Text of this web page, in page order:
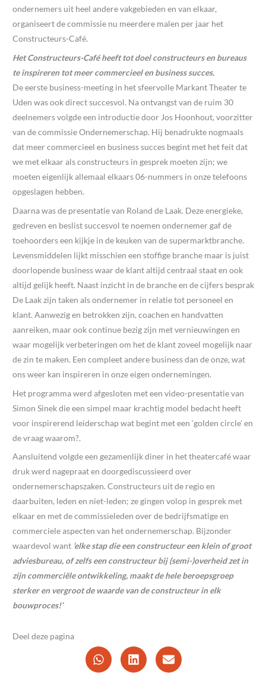
ondernemers uit heel andere vakgebieden en van elkaar,
organiseert de commissie nu meerdere malen per jaar het
Constructeurs-Café.
Het Constructeurs-Café heeft tot doel constructeurs en bureaus
te inspireren tot meer commercieel en business succes.
De eerste business-meeting in het sfeervolle Markant Theater te
Uden was ook direct succesvol. Na ontvangst van de ruim 30
deelnemers volgde een introductie door Jos Hoonhout, voorzitter
van de commissie Ondernemerschap. Hij benadrukte nogmaals
dat meer commercieel en business succes begint met het feit dat
we met elkaar als constructeurs in gesprek moeten zijn; we
moeten eigenlijk allemaal elkaars 06-nummers in onze telefoons
opgeslagen hebben.
Daarna was de presentatie van Roland de Laak. Deze energieke,
gedreven en beslist succesvol te noemen ondernemer gaf de
toehoorders een kijkje in de keuken van de supermarktbranche.
Levensmiddelen lijkt misschien een stoffige branche maar is juist
doorlopende business waar de klant altijd centraal staat en ook
altijd gelijk heeft. Naast inzicht in de branche en de cijfers besprak
De Laak zijn taken als ondernemer in relatie tot personeel en
klant. Aanwezig en betrokken zijn, coachen en handvatten
aanreiken, maar ook continue bezig zijn met vernieuwingen en
waar mogelijk verbeteringen om het de klant zoveel mogelijk naar
de zin te maken. Een compleet andere business dan de onze, wat
ons weer kan inspireren in onze eigen ondernemingen.
Het programma werd afgesloten met een video-presentatie van
Simon Sinek die een simpel maar krachtig model bedacht heeft
voor inspirerend leiderschap wat begint met een ‘golden circle’ en
de vraag waarom?.
Aansluitend volgde een gezamenlijk diner in het theatercafé waar
druk werd nagepraat en doorgediscussieerd over
ondernemerschapszaken. Constructeurs uit de regio en
daarbuiten, leden en niet-leden; ze gingen volop in gesprek met
elkaar en met de commissieleden over de bedrijfsmatige en
commerciele aspecten van het ondernemerschap. Bijzonder
waardevol want ‘elke stap die een constructeur een klein of groot
adviesbureau, of zelfs een constructeur bij (semi-)overheid zet in
zijn commerciële ontwikkeling, maakt de hele beroepsgroep
sterker en vergroot de waarde van de constructeur in elk
bouwproces!’
Deel deze pagina